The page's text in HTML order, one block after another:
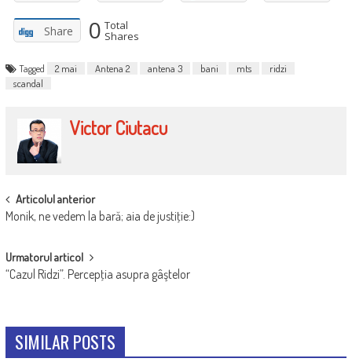
Share 0 Total
Shares
Tagged 2 mai Antena 2 antena 3 bani mts
ridzi
scandal
Victor Ciutacu
POST
NAVIGATION
Articolul anterior
Monik, ne vedem la bară; aia de justiţie:)
Urmatorul articol
“Cazul Ridzi”. Percepţia asupra gâştelor
SIMILAR POSTS